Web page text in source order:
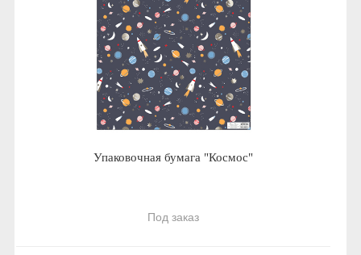
Упаковочная бумага "Космос"
Под заказ